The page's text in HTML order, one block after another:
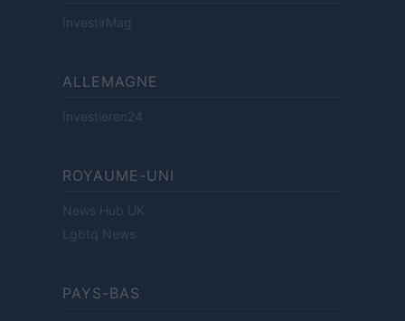
InvestirMag
ALLEMAGNE
Investieren24
ROYAUME-UNI
News Hub UK
Lgbtq News
PAYS-BAS